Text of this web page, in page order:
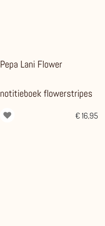
Pepa Lani Flower
notitieboek flowerstripes
€ 16,95